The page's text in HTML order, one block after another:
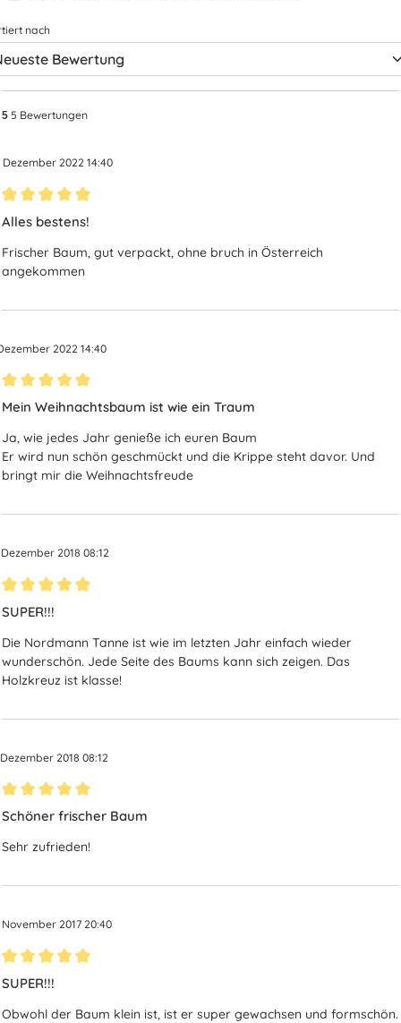
nach
5 5 Bewertungen
Dezember 2022 14:40
Bewertung mit 5 von 5 Sternen
Alles bestens!
Frischer Baum, gut verpackt, ohne bruch in Österreich
angekommen
2022 14:40
Bewertung mit 5 von 5 Sternen
Mein Weihnachtsbaum ist wie ein Traum
Ja, wie jedes Jahr genieße ich euren Baum
Er wird nun schön geschmückt und die Krippe steht davor. Und
bringt mir die Weihnachtsfreude
Dezember 2018 08:12
Bewertung mit 5 von 5 Sternen
SUPER!!!
Die Nordmann Tanne ist wie im letzten Jahr einfach wieder
wunderschön. Jede Seite des Baums kann sich zeigen. Das
Holzkreuz ist klasse!
Dezember 2018 08:12
Bewertung mit 5 von 5 Sternen
Schöner frischer Baum
Sehr zufrieden!
November 2017 20:40
Bewertung mit 5 von 5 Sternen
SUPER!!!
Obwohl der Baum klein ist, ist er super gewachsen und formschön.